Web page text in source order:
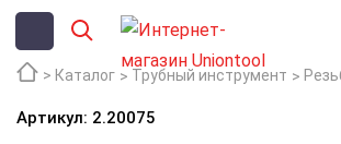
Каталог Трубный инструмент
Артикул: 2.20075